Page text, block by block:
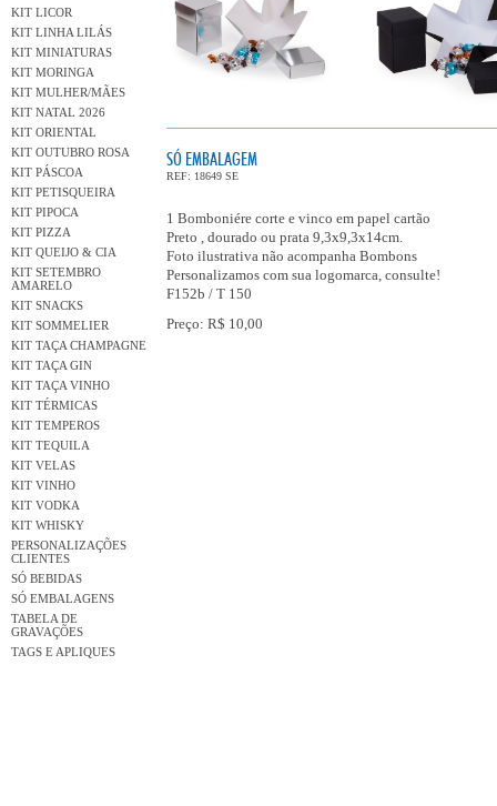
KIT LICOR
KIT LINHA LILÁS
KIT MINIATURAS
KIT MORINGA
KIT MULHER/MÃES
KIT NATAL 2026
KIT ORIENTAL
KIT OUTUBRO ROSA
KIT PÁSCOA
KIT PETISQUEIRA
KIT PIPOCA
KIT PIZZA
KIT QUEIJO & CIA
KIT SETEMBRO
AMARELO
KIT SNACKS
KIT SOMMELIER
KIT TAÇA CHAMPAGNE
KIT TAÇA GIN
KIT TAÇA VINHO
KIT TÉRMICAS
KIT TEMPEROS
KIT TEQUILA
KIT VELAS
KIT VINHO
KIT VODKA
KIT WHISKY
PERSONALIZAÇÕES
CLIENTES
SÓ BEBIDAS
SÓ EMBALAGENS
TABELA DE
GRAVAÇÕES
TAGS E APLIQUES
SÓ EMBALAGEM
REF: 18649 SE
1 Bomboniére corte e vinco em papel cartão
Preto , dourado ou prata 9,3x9,3x14cm.
Foto ilustrativa não acompanha Bombons
Personalizamos com sua logomarca, consulte!
F152b / T 150
Preço: R$ 10,00